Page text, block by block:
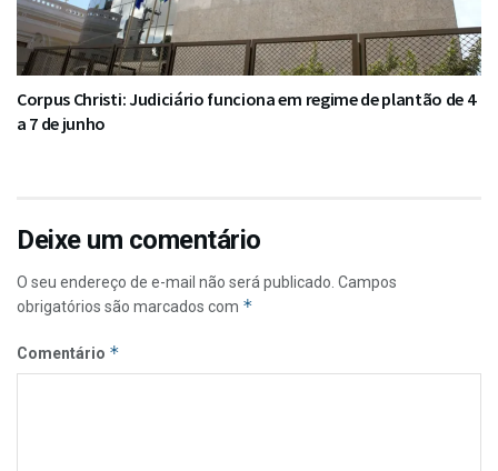
Corpus Christi: Judiciário funciona em regime de plantão de 4
a 7 de junho
Deixe um comentário
O seu endereço de e-mail não será publicado. Campos
obrigatórios são marcados com *
Comentário *